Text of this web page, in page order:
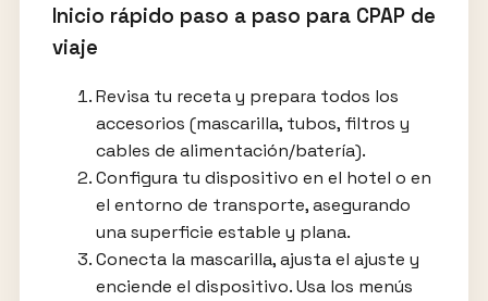
Inicio rápido paso a paso para CPAP de
viaje
Revisa tu receta y prepara todos los
accesorios (mascarilla, tubos, filtros y
cables de alimentación/batería).
Configura tu dispositivo en el hotel o en
el entorno de transporte, asegurando
una superficie estable y plana.
Conecta la mascarilla, ajusta el ajuste y
enciende el dispositivo. Usa los menús